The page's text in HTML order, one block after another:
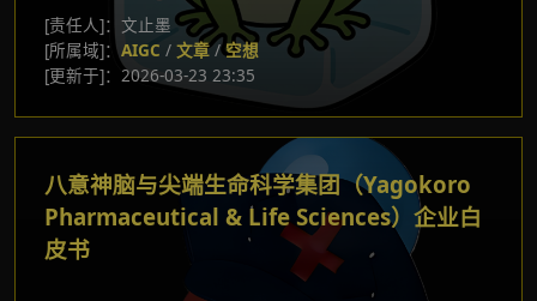
[责任人]：文止墨
[所属域]：AIGC / 文章/空想
[更新于]：2026-03-23 23:35
八意神脑与尖端生命科学集团（Yagokoro
Pharmaceutical & Life Sciences）企业白
皮书